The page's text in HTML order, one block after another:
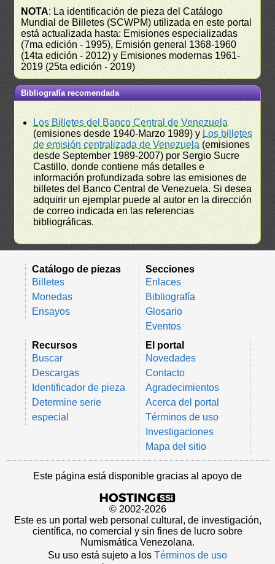
NOTA: La identificación de pieza del Catálogo
Mundial de Billetes (SCWPM) utilizada en este portal
está actualizada hasta: Emisiones especializadas
(7ma edición - 1995), Emisión general 1368-1960
(14ta edición - 2012) y Emisiones modernas 1961-
2019 (25ta edición - 2019)
Bibliografía recomendada
Los Billetes del Banco Central de Venezuela
(emisiones desde 1940-Marzo 1989) y Los billetes
de emisión centralizada de Venezuela (emisiones
desde September 1989-2007) por Sergio Sucre
Castillo, donde contiene más detalles e
información profundizada sobre las emisiones de
billetes del Banco Central de Venezuela. Si desea
adquirir un ejemplar puede al autor en la dirección
de correo indicada en las referencias
bibliográficas.
Catálogo de piezas
Billetes
Monedas
Ensayos
Secciones
Enlaces
Bibliografía
Glosario
Eventos
Recursos
Buscar
Descargas
Identificador de pieza
Determine serie
especial
El portal
Novedades
Contacto
Agradecimientos
Acerca del portal
Términos de uso
Investigaciones
Mapa del sitio
Este página está disponible gracias al apoyo de
© 2002-2026
Este es un portal web personal cultural, de investigación,
científica, no comercial y sin fines de lucro sobre
Numismática Venezolana.
Su uso está sujeto a los Términos de uso